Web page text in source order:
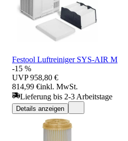
Festool Luftreiniger SYS-AIR M
-15 %
UVP 958,80 €
814,99 €inkl. MwSt.
Lieferung bis 2-3 Arbeitstage
Details anzeigen